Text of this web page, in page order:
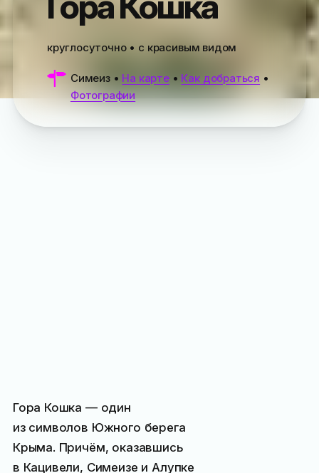
круглосуточно • с красивым видом
Симеиз• На карте• Как добраться •
Фотографии
Гора Кошка — один
из символов Южного берега
Крыма. Причём, оказавшись
в Кацивели, Симеизе и Алупке